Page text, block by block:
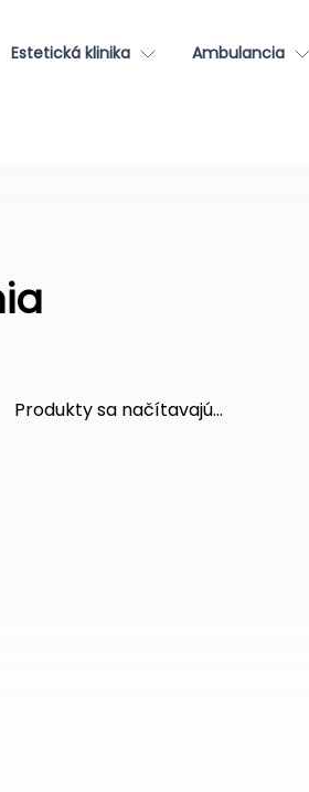
Estetická klinika Ambulancia
Produkty sa načítavajú...